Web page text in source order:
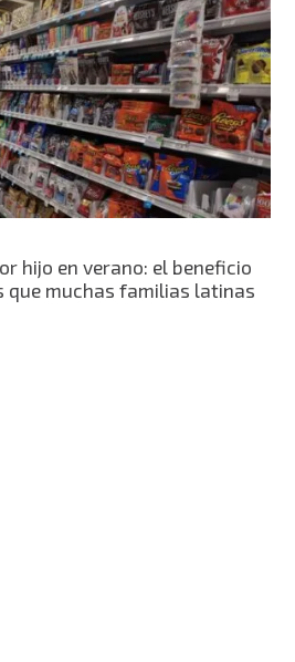
hijo en verano: el beneficio
que muchas familias latinas